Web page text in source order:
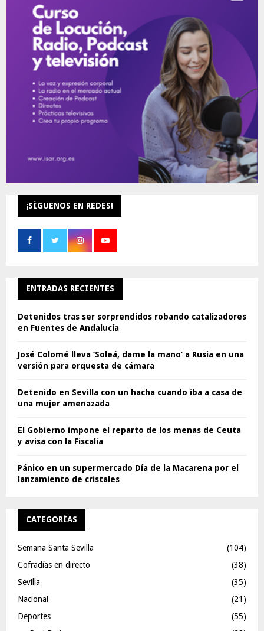
¡SÍGUENOS EN REDES!
ENTRADAS RECIENTES
Detenidos tras ser sorprendidos robando catalizadores
en Fuentes de Andalucía
José Colomé lleva ‘Soleá, dame la mano’ a Rusia en una
versión para orquesta de cámara
Detenido en Sevilla con un hacha cuando iba a casa de
una mujer amenazada
El Gobierno impone el reparto de los menas de Ceuta
y avisa con la Fiscalía
Pánico en un supermercado Día de la Macarena por el
lanzamiento de cristales
CATEGORÍAS
Semana Santa Sevilla
(104)
Cofradías en directo
(38)
Sevilla
(35)
Nacional
(21)
Deportes
(55)